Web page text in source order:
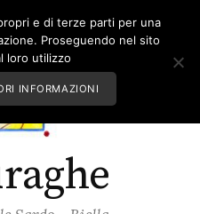
e di terze parti per una
Proseguendo nel sito
loro utilizzo
INFORMAZIONI